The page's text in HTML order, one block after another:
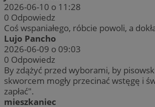
2026-06-10 o 11:28
0 Odpowiedz
Coś wspaniałego, róbcie powoli, a
Lujo Pancho
2026-06-09 o 09:03
0 Odpowiedz
By zdążyć przed wyborami, by
skworcem mogły przecinać wstęgę i
zapłać".
mieszkaniec